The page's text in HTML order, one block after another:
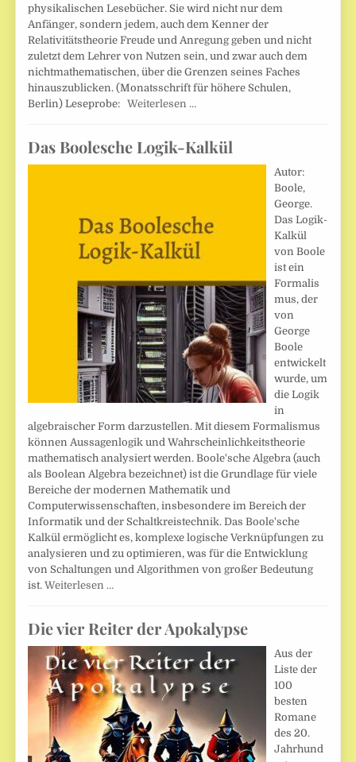
physikalischen Lesebücher. Sie wird nicht nur dem
Anfänger, sondern jedem, auch dem Kenner der
Relativitätstheorie Freude und Anregung geben und nicht
zuletzt dem Lehrer von Nutzen sein, und zwar auch dem
nichtmathematischen, über die Grenzen seines Faches
hinauszublicken. (Monatsschrift für höhere Schulen,
Berlin) Leseprobe:Weiterlesen …
Das Boolesche Logik-Kalkül
Autor:
Boole,
George.
Das Logik-
Kalkül
von Boole
ist ein
Formalis
mus, der
von
George
Boole
entwickelt
wurde, um
die Logik
in
algebraischer Form darzustellen. Mit diesem Formalismus
können Aussagenlogik und Wahrscheinlichkeitstheorie
mathematisch analysiert werden. Boole'sche Algebra (auch
als Boolean Algebra bezeichnet) ist die Grundlage für viele
Bereiche der modernen Mathematik und
Computerwissenschaften, insbesondere im Bereich der
Informatik und der Schaltkreistechnik. Das Boole'sche
Kalkül ermöglicht es, komplexe logische Verknüpfungen zu
analysieren und zu optimieren, was für die Entwicklung
von Schaltungen und Algorithmen von großer Bedeutung
ist.Weiterlesen …
Die vier Reiter der Apokalypse
Aus der
Liste der
100
besten
Romane
des 20.
Jahrhund